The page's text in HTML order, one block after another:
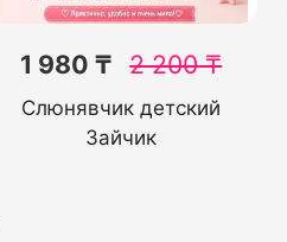
1 980 ₸ 2 200₸
Слюнявчик детский
Зайчик